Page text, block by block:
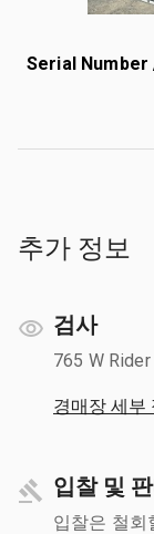
Serial Number
추가 정보
검사
765 W
경매장 세부
입찰 및
입찰은 철회